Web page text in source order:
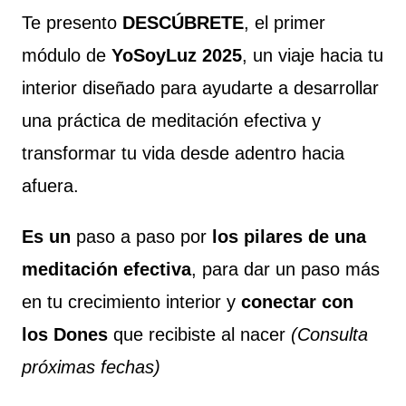
Te presento DESCÚBRETE, el primer
módulo de YoSoyLuz 2025, un viaje hacia tu
interior diseñado para ayudarte a desarrollar
una práctica de meditación efectiva y
transformar tu vida desde adentro hacia
afuera.
Es un paso a paso por los pilares de una
meditación efectiva, para dar un paso más
en tu crecimiento interior y conectar con
los Dones que recibiste al nacer (Consulta
próximas fechas)